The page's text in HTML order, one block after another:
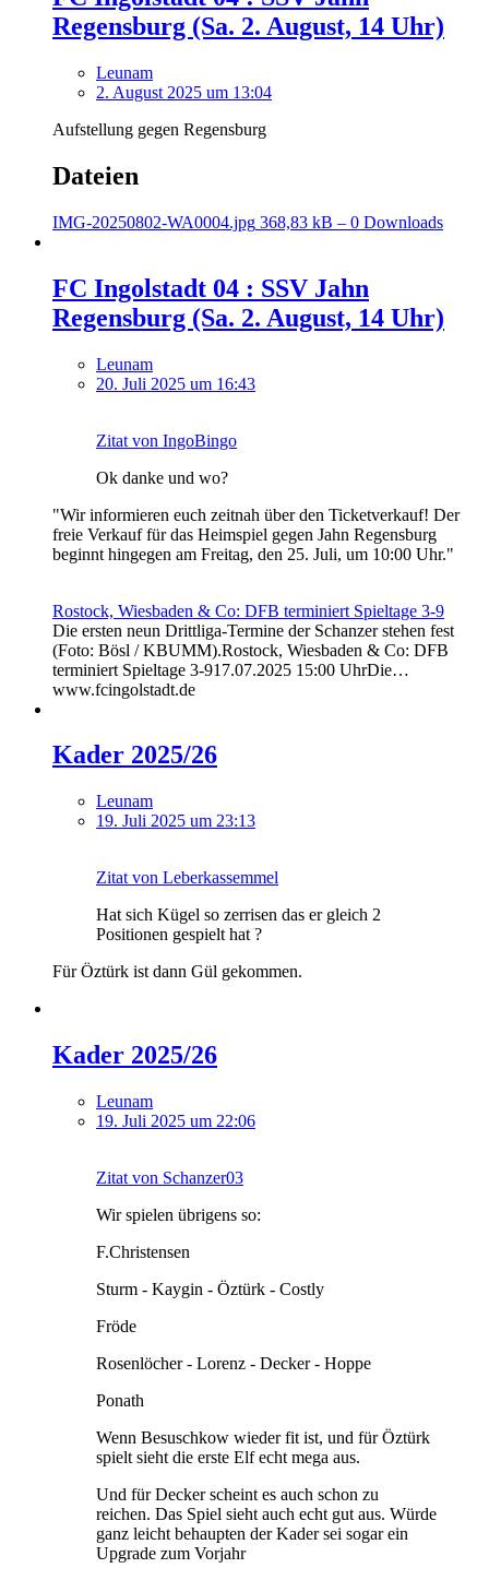
Regensburg (Sa. 2. August, 14 Uhr)
Leunam
2. August 2025 um 13:04
Aufstellung gegen Regensburg
Dateien
IMG-20250802-WA0004.jpg 368,83 kB – 0 Downloads
FC Ingolstadt 04 : SSV Jahn
Regensburg (Sa. 2. August, 14 Uhr)
Leunam
20. Juli 2025 um 16:43
Zitat von IngoBingo
Ok danke und wo?
"Wir informieren euch zeitnah über den Ticketverkauf! Der
freie Verkauf für das Heimspiel gegen Jahn Regensburg
beginnt hingegen am Freitag, den 25. Juli, um 10:00 Uhr."
Rostock, Wiesbaden & Co: DFB terminiert Spieltage 3-9
Die ersten neun Drittliga-Termine der Schanzer stehen fest
(Foto: Bösl / KBUMM).Rostock, Wiesbaden & Co: DFB
terminiert Spieltage 3-917.07.2025 15:00 UhrDie…
www.fcingolstadt.de
Kader 2025/26
Leunam
19. Juli 2025 um 23:13
Zitat von Leberkassemmel
Hat sich Kügel so zerrisen das er gleich 2
Positionen gespielt hat ?
Für Öztürk ist dann Gül gekommen.
Kader 2025/26
Leunam
19. Juli 2025 um 22:06
Zitat von Schanzer03
Wir spielen übrigens so:
F.Christensen
Sturm - Kaygin - Öztürk - Costly
Fröde
Rosenlöcher - Lorenz - Decker - Hoppe
Ponath
Wenn Besuschkow wieder fit ist, und für Öztürk
spielt sieht die erste Elf echt mega aus.
Und für Decker scheint es auch schon zu
reichen. Das Spiel sieht auch echt gut aus. Würde
ganz leicht behaupten der Kader sei sogar ein
Upgrade zum Vorjahr